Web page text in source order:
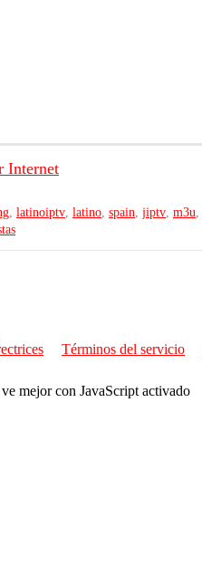
Internet
, latinoiptv, latino, spain, jiptv, m3u,
Términos del servicio
ve mejor con JavaScript activado